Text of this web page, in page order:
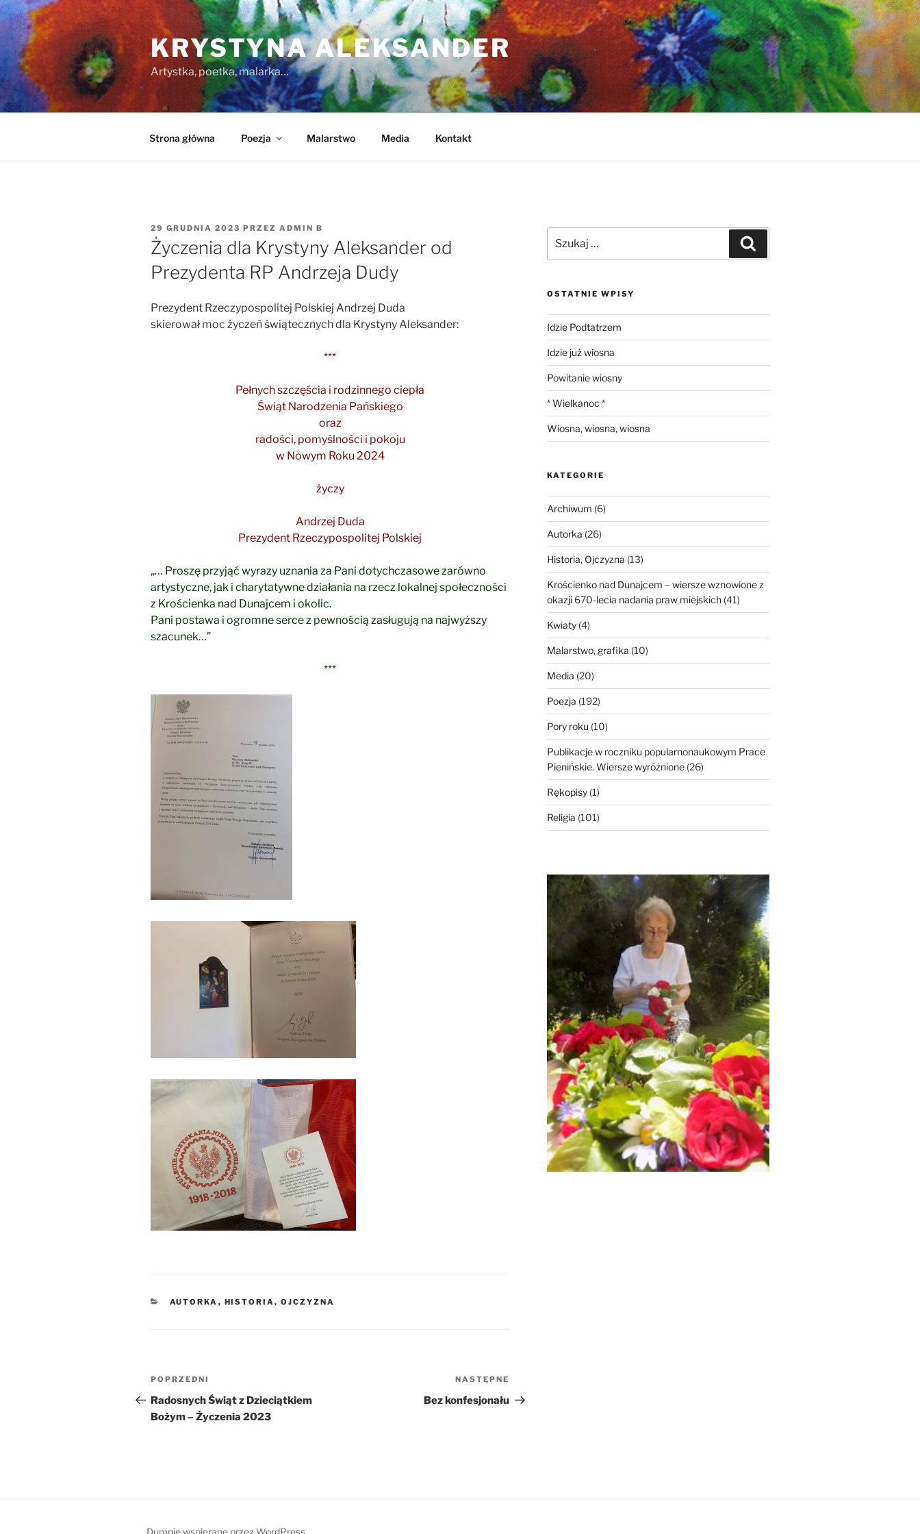
Przejdź
do
treści
KRYSTYNA ALEKSANDER
Artystka, poetka, malarka…
Strona główna Poezja Malarstwo Media Kontakt
OPUBLIKOWANE
W
29 GRUDNIA 2023 PRZEZ ADMIN B
Życzenia dla Krystyny Aleksander od
Prezydenta RP Andrzeja Dudy
Prezydent Rzeczypospolitej Polskiej Andrzej Duda
skierował moc życzeń świątecznych dla Krystyny Aleksander:
***
Pełnych szczęścia i rodzinnego ciepła
Świąt Narodzenia Pańskiego
oraz
radości, pomyślności i pokoju
w Nowym Roku 2024
życzy
Andrzej Duda
Prezydent Rzeczypospolitej Polskiej
„… Proszę przyjąć wyrazy uznania za Pani dotychczasowe zarówno
artystyczne, jak i charytatywne działania na rzecz lokalnej społeczności
z Krościenka nad Dunajcem i okolic.
Pani postawa i ogromne serce z pewnością zasługują na najwyższy
szacunek…”
***
KATEGORIE
AUTORKA , HISTORIA, OJCZYZNA
Nawigacja
wpisu
Poprzedni
wpis
POPRZEDNI
Radosnych Świąt z Dzieciątkiem
Bożym – Życzenia 2023
wpis
NASTĘPNE
Bez konfesjonału
OSTATNIE WPISY
Idzie Podtatrzem
Idzie już wiosna
Powitanie wiosny
* Wielkanoc *
Wiosna, wiosna, wiosna
KATEGORIE
Archiwum (6)
Autorka (26)
Historia, Ojczyzna (13)
Krościenko nad Dunajcem – wiersze wznowione z
okazji 670-lecia nadania praw miejskich(41)
Kwiaty(4)
Malarstwo, grafika (10)
Media (20)
Poezja (192)
Pory roku (10)
Publikacje w roczniku popularnonaukowym Prace
Pienińskie. Wiersze wyróżnione(26)
Rękopisy(1)
Religia (101)
Dumnie wspierane przez WordPress